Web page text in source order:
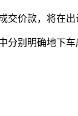
款，将在出
明确地下车